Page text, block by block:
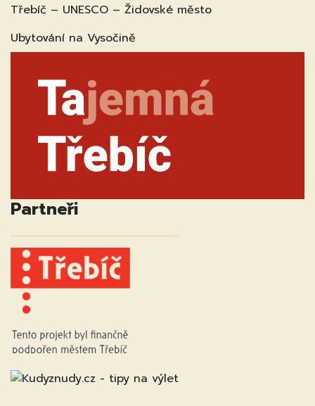
Třebíč – UNESCO – Židovské město
Ubytování na Vysočině
Partneři